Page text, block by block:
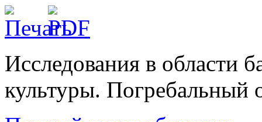
Исследования в области
культуры.